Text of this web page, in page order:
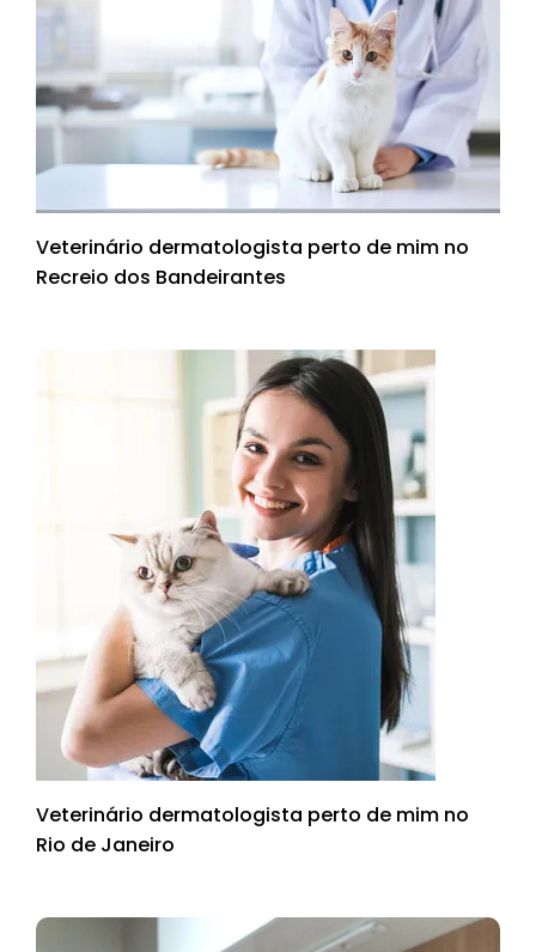
Veterinário dermatologista perto de mim no
Recreio dos Bandeirantes
Veterinário dermatologista perto de mim no
Rio de Janeiro